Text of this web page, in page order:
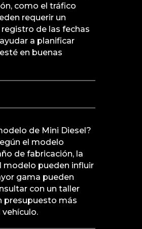
como el tráfico
requerir un
de las fechas
a planificar
en buenas
de Mini Diesel?
el modelo
de fabricación, la
modelo pueden influir
gama pueden
con un taller
presupuesto más